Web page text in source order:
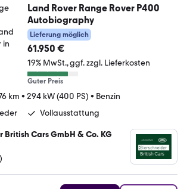
Land Rover Range Rover P400
Autobiography
Lieferung möglich
61.950 €
19% MwSt. ggf. zzgl. Lieferkosten
Guter Preis
km • 294 kW (400 PS) • Benzin
Vollausstattung
Cars GmbH & Co. KG
)